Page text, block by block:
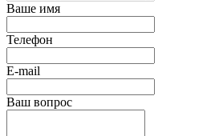
Ваше имя
Телефон
E-mail
Ваш вопрос